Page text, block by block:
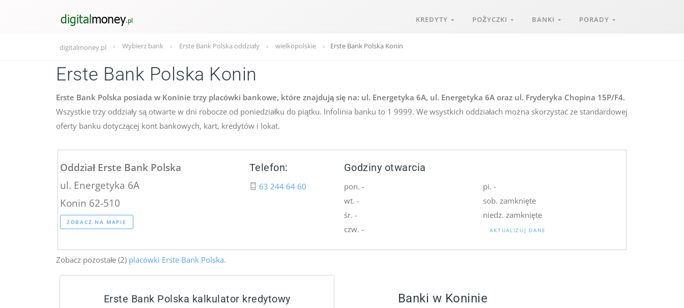
KREDYTY POŻYCZKI BANKI PORADY
digitalmoney.pl Wybierz bank Erste Bank Polska oddziały wielkopolskie Erste Bank Polska Konin
Erste Bank Polska Konin
Erste Bank Polska posiada w Koninie trzy placówki bankowe, które znajdują się na: ul. Energetyka 6A, ul. Energetyka 6A oraz ul. Fryderyka Chopina 15P/F4.
Wszystkie trzy oddziały są otwarte w dni robocze od poniedziałku do piątku. Infolinia banku to 1 9999. We wsystkich oddziałach można skorzystać ze standardowej
oferty banku dotyczącej kont bankowych, kart, kredytów i lokat.
Oddział Erste Bank Polska
ul. Energetyka 6A
Konin 62-510
ZOBACZ NA MAPIE
Telefon:
63 244 64 60
Godziny otwarcia
pon. -
wt. -
śr. -
czw. -
pi. -
sob. zamknięte
niedz. zamknięte
AKTUALIZUJ DANE
Zobacz pozostałe (2) placówki Erste Bank Polska.
Erste Bank Polska kalkulator kredytowy Banki w Koninie